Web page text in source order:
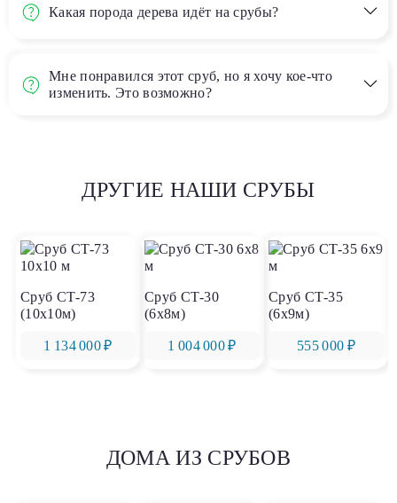
Какая порода дерева идёт на срубы?
Мне понравился этот сруб, но я хочу кое-что
изменить. Это возможно?
ДРУГИЕ НАШИ СРУБЫ
Сруб СТ-73
(10х10м)
1 134 000 ₽
Сруб СТ-30
(6х8м)
1 004 000 ₽
Сруб СТ-35
(6х9м)
555 000 ₽
ДОМА ИЗ СРУБОВ